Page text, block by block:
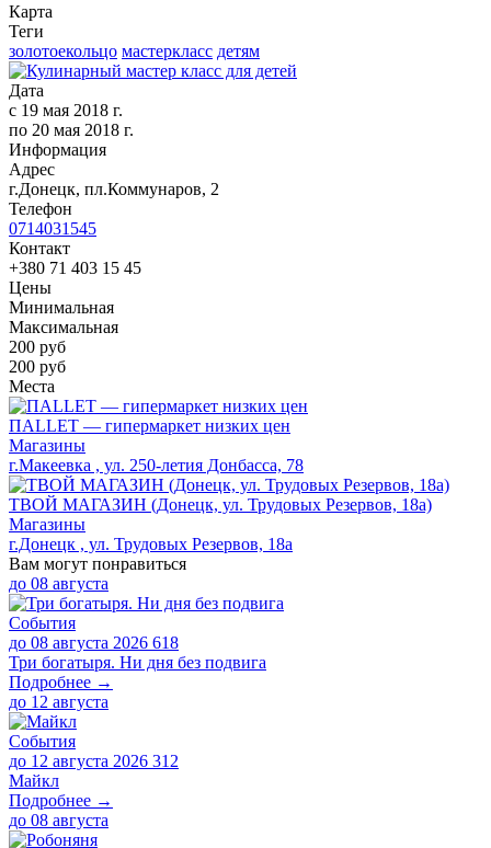
Карта
Теги
золотоекольцо мастеркласс детям
Дата
с 19 мая 2018 г.
по 20 мая 2018 г.
Информация
Адрес
г.Донецк, пл.Коммунаров, 2
Телефон
0714031545
Контакт
+380 71 403 15 45
Цены
Минимальная
Максимальная
200 руб
200 руб
Места
ПАLLЕТ — гипермаркет низких цен
Магазины
г.Макеевка , ул. 250-летия Донбасса, 78
ТВОЙ МАГАЗИН (Донецк, ул. Трудовых Резервов, 18а)
Магазины
г.Донецк , ул. Трудовых Резервов, 18а
Вам могут понравиться
до 08 августа
События
до 08 августа 2026 618
Три богатыря. Ни дня без подвига
Подробнее →
до 12 августа
События
до 12 августа 2026 312
Майкл
Подробнее →
до 08 августа